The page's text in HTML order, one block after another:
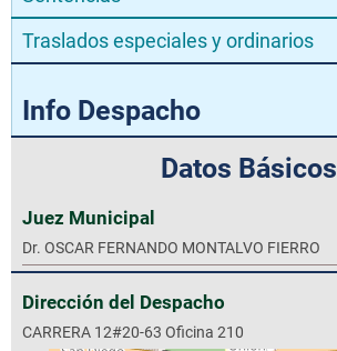
Traslados especiales y ordinarios
Info Despacho
Datos Básicos
Juez Municipal
Dr. OSCAR FERNANDO MONTALVO FIERRO
Dirección del Despacho
CARRERA 12#20-63 Oficina 210